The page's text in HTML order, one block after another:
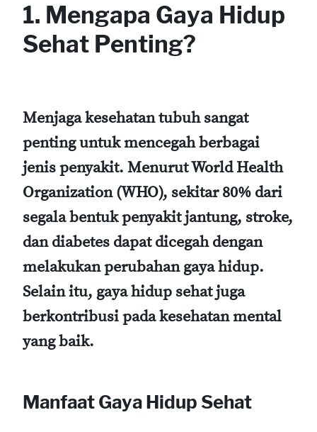
1. Mengapa Gaya Hidup
Sehat Penting?
Menjaga kesehatan tubuh sangat
penting untuk mencegah berbagai
jenis penyakit. Menurut World Health
Organization (WHO), sekitar 80% dari
segala bentuk penyakit jantung, stroke,
dan diabetes dapat dicegah dengan
melakukan perubahan gaya hidup.
Selain itu, gaya hidup sehat juga
berkontribusi pada kesehatan mental
yang baik.
Manfaat Gaya Hidup Sehat